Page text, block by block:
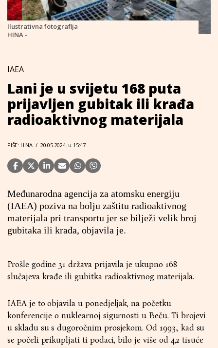
Ilustrativna fotografija
HINA -
IAEA
Lani je u svijetu 168 puta
prijavljen gubitak ili krađa
radioaktivnog materijala
PIŠE: HINA / 20.05.2024. u 15:47
Međunarodna agencija za atomsku energiju
(IAEA) poziva na bolju zaštitu radioaktivnog
materijala pri transportu jer se bilježi velik broj
gubitaka ili krađa, objavila je.
Prošle godine 31 država prijavila je ukupno 168
slučajeva krađe ili gubitka radioaktivnog materijala.
IAEA je to objavila u ponedjeljak, na početku
konferencije o nuklearnoj sigurnosti u Beču. Ti brojevi
u skladu su s dugoročnim prosjekom. Od 1993., kad su
se počeli prikupljati ti podaci, bilo je više od 4,2 tisuće